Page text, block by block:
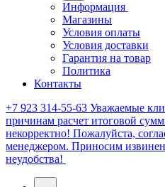
Информация
Магазины
Условия оплаты
Условия доставки
Гарантия на товар
Политика
Контакты
+7 923 314-55-63 Уважаемые
причинам расчет итоговой
некорректно! Пожалуйста,
менеджером. Приносим
неудобства!